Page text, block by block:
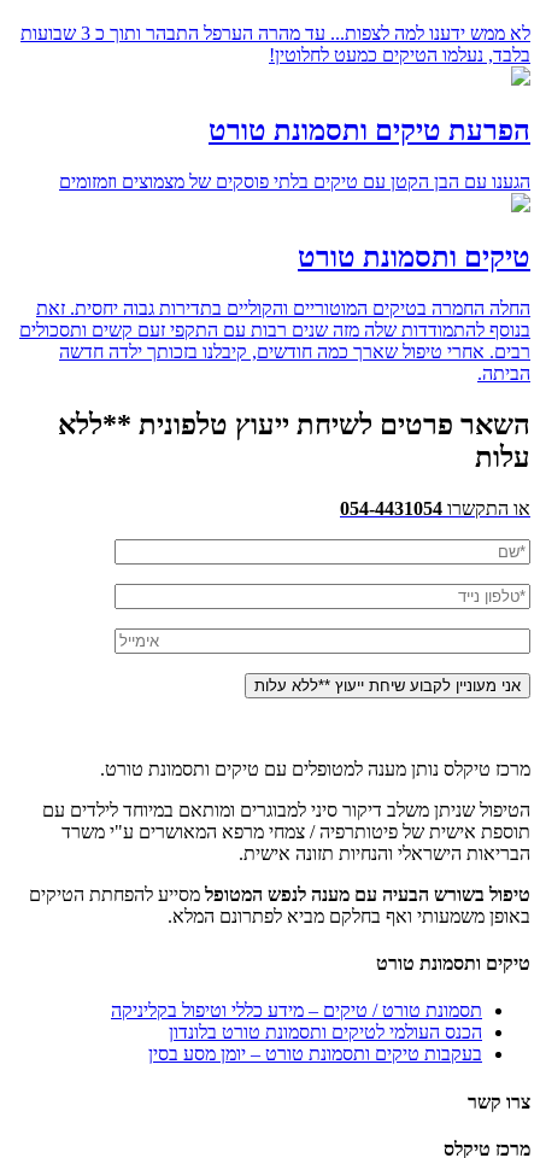
לא ממש ידענו למה לצפות... עד מהרה הערפל התבהר ותוך כ 3 שבועות
בלבד, נעלמו הטיקים כמעט לחלוטין!
הפרעת טיקים ותסמונת טורט
הגענו עם הבן הקטן עם טיקים בלתי פוסקים של מצמוצים וזמזומים
טיקים ותסמונת טורט
החלה החמרה בטיקים המוטוריים והקוליים בתדירות גבוה יחסית. זאת
בנוסף להתמודדות שלה מזה שנים רבות עם התקפי זעם קשים ותסכולים
רבים. אחרי טיפול שארך כמה חודשים, קיבלנו בזכותך ילדה חדשה
הביתה.
השאר פרטים לשיחת ייעוץ טלפונית **ללא
עלות
או התקשרו 054-4431054
מרכז טיקלס נותן מענה למטופלים עם טיקים ותסמונת טורט.
הטיפול שניתן משלב דיקור סיני למבוגרים ומותאם במיוחד לילדים עם
תוספת אישית של פיטותרפיה / צמחי מרפא המאושרים ע"י משרד
הבריאות הישראלי והנחיות תזונה אישית.
טיפול בשורש הבעיה עם מענה לנפש המטופל מסייע להפחתת הטיקים
באופן משמעותי ואף בחלקם מביא לפתרונם המלא.
טיקים ותסמונת טורט
תסמונת טורט / טיקים – מידע כללי וטיפול בקליניקה
הכנס העולמי לטיקים ותסמונת טורט בלונדון
בעקבות טיקים ותסמונת טורט – יומן מסע בסין
צרו קשר
מרכז טיקלס